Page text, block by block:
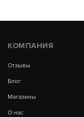
КОМПАНИЯ
Отзывы
Блог
Магазины
О нас